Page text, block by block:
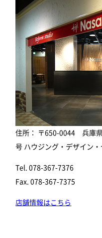
住所： 〒650-0044 兵庫
号 ハウジング・デザイン
Tel. 078-367-7376
Fax. 078-367-7375
店舗情報はこちら